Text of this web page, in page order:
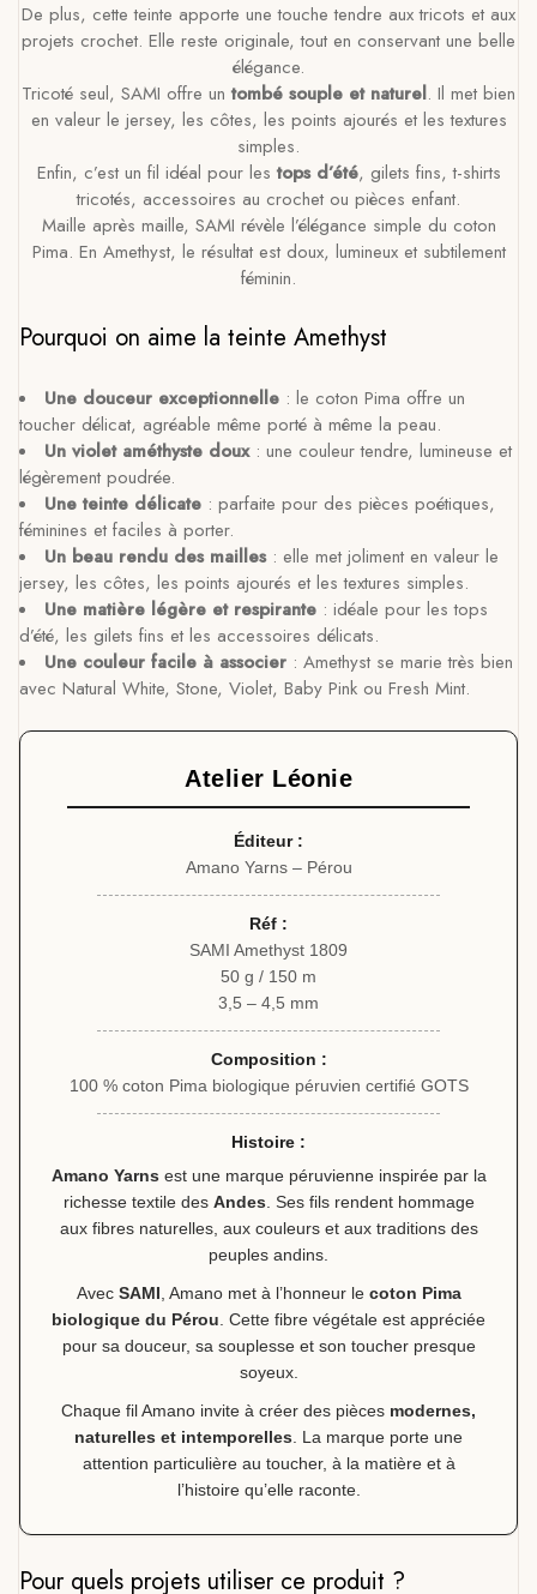
De plus, cette teinte apporte une touche tendre aux tricots et aux
projets crochet. Elle reste originale, tout en conservant une belle
élégance.
Tricoté seul, SAMI offre un tombé souple et naturel. Il met bien
en valeur le jersey, les côtes, les points ajourés et les textures
simples.
Enfin, c’est un fil idéal pour les tops d’été, gilets fins, t-shirts
tricotés, accessoires au crochet ou pièces enfant.
Maille après maille, SAMI révèle l’élégance simple du coton
Pima. En Amethyst, le résultat est doux, lumineux et subtilement
féminin.
Pourquoi on aime la teinte Amethyst
Une douceur exceptionnelle : le coton Pima offre un
toucher délicat, agréable même porté à même la peau.
Un violet améthyste doux: une couleur tendre, lumineuse et
légèrement poudrée.
Une teinte délicate : parfaite pour des pièces poétiques,
féminines et faciles à porter.
Un beau rendu des mailles: elle met joliment en valeur le
jersey, les côtes, les points ajourés et les textures simples.
Une matière légère et respirante : idéale pour les tops
d’été, les gilets fins et les accessoires délicats.
Une couleur facile à associer : Amethyst se marie très bien
avec Natural White, Stone, Violet, Baby Pink ou Fresh Mint.
Atelier Léonie
Éditeur :
Amano Yarns – Pérou
Réf :
SAMI Amethyst 1809
50 g / 150 m
3,5 – 4,5 mm
Composition :
100 % coton Pima biologique péruvien certifié GOTS
Histoire :
Amano Yarns est une marque péruvienne inspirée par la
richesse textile des Andes . Ses fils rendent hommage
aux fibres naturelles, aux couleurs et aux traditions des
peuples andins.
Avec SAMI , Amano met à l’honneur le coton Pima
biologique du Pérou . Cette fibre végétale est appréciée
pour sa douceur, sa souplesse et son toucher presque
soyeux.
Chaque fil Amano invite à créer des pièces modernes,
naturelles et intemporelles . La marque porte une
attention particulière au toucher, à la matière et à
l’histoire qu’elle raconte.
Pour quels projets utiliser ce produit ?